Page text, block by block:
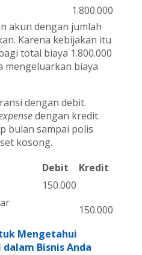
1.800.000
akun dengan jumlah
Karena kebijakan itu
total biaya 1.800.000
mengeluarkan biaya
dengan debit.
dengan kredit.
bulan sampai polis
kosong.
Debit
Kredit
150.000
150.000
Mengetahui
Bisnis Anda